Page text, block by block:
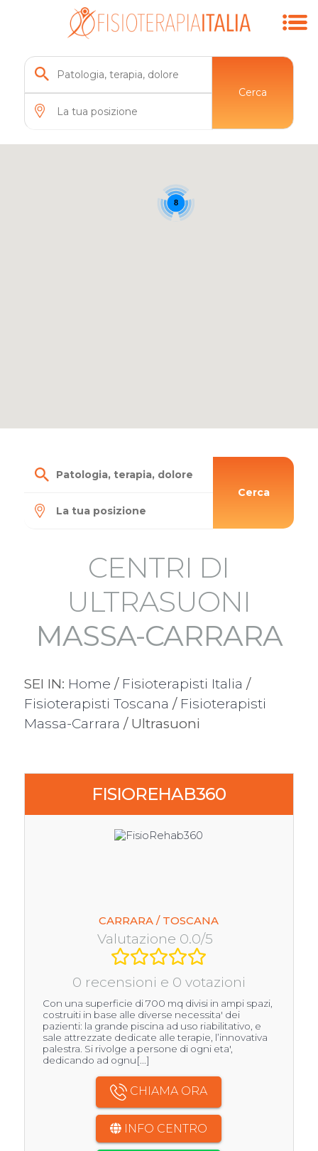
Cerca
8
Cerca
CENTRI DI
ULTRASUONI
MASSA-CARRARA
SEI IN: Home / Fisioterapisti Italia /
Fisioterapisti Toscana / Fisioterapisti
Massa-Carrara / Ultrasuoni
FISIOREHAB360
CARRARA / TOSCANA
Valutazione 0.0/5
0 recensioni e 0 votazioni
Con una superficie di 700 mq divisi in ampi spazi,
costruiti in base alle diverse necessita' dei
pazienti: la grande piscina ad uso riabilitativo, e
sale attrezzate dedicate alle terapie, l’innovativa
palestra. Si rivolge a persone di ogni eta',
dedicando ad ognu[...]
CHIAMA ORA
INFO CENTRO